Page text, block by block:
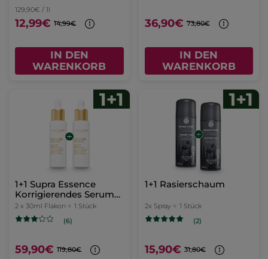
129,90€ / 1l
12,99€ 14,99€
IN DEN
WARENKORB
36,90€ 73,80€
IN DEN
WARENKORB
1+1 Supra Essence
Korrigierendes Serum
30ml
2 x 30ml Flakon = 1 Stück
(6)
59,90€ 119,80€
1+1 Rasierschaum
2x Spray = 1 Stück
(2)
15,90€ 31,80€